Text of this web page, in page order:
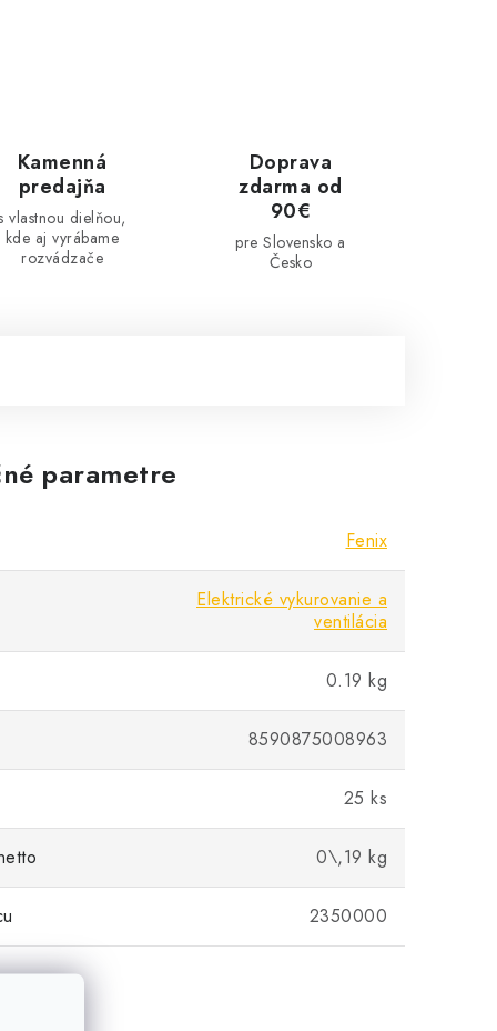
Kamenná
predajňa
vlastnou dielňou,
kde aj vyrábame
rozvádzače
Doprava
zdarma od
90€
pre Slovensko a
Česko
parametre
Fenix
Elektrické vykurovanie a
ventilácia
0.19 kg
8590875008963
25 ks
0\,19 kg
2350000